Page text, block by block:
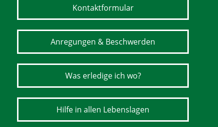
Kontaktformular
Anregungen & Beschwerden
Was erledige ich wo?
Hilfe in allen Lebenslagen